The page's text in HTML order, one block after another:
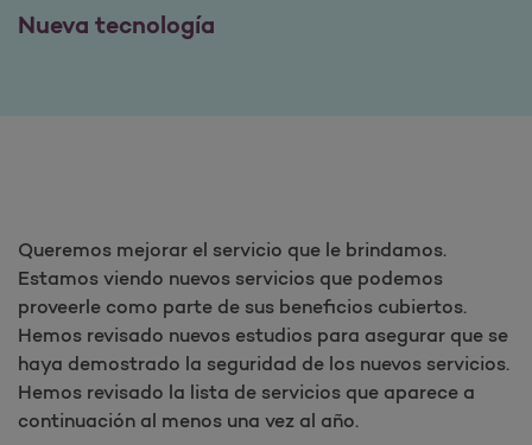
Nueva tecnología
Queremos mejorar el servicio que le brindamos.
Estamos viendo nuevos servicios que podemos
proveerle como parte de sus beneficios cubiertos.
Hemos revisado nuevos estudios para asegurar que se
haya demostrado la seguridad de los nuevos servicios.
Hemos revisado la lista de servicios que aparece a
continuación al menos una vez al año.